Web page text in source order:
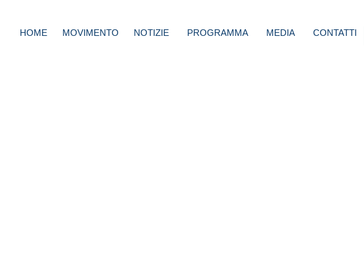
HOME MOVIMENTO NOTIZIE PROGRAMMA MEDIA CONTATTI